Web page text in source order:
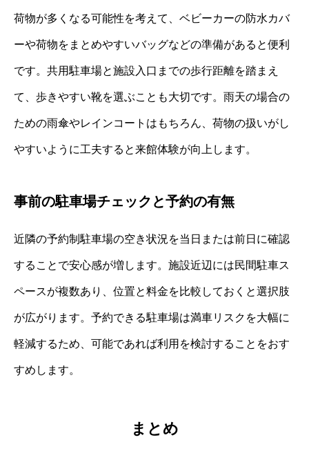
荷物が多くなる可能性を考えて、ベビーカーの防水カバ
ーや荷物をまとめやすいバッグなどの準備があると便利
です。共用駐車場と施設入口までの歩行距離を踏まえ
て、歩きやすい靴を選ぶことも大切です。雨天の場合の
ための雨傘やレインコートはもちろん、荷物の扱いがし
やすいように工夫すると来館体験が向上します。
事前の駐車場チェックと予約の有無
近隣の予約制駐車場の空き状況を当日または前日に確認
することで安心感が増します。施設近辺には民間駐車ス
ペースが複数あり、位置と料金を比較しておくと選択肢
が広がります。予約できる駐車場は満車リスクを大幅に
軽減するため、可能であれば利用を検討することをおす
すめします。
まとめ